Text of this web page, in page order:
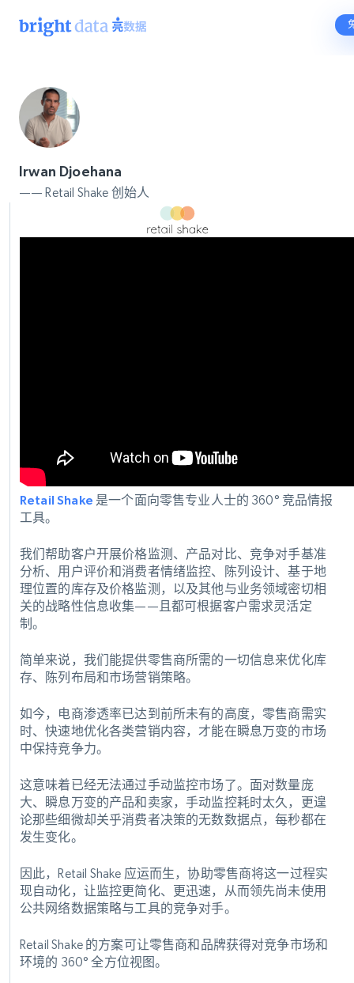
Irwan Djoehana
—— Retail Shake 创始人
Retail Shake 是一个面向零售专业人士的 360° 竞品情报
工具。
我们帮助客户开展价格监测、产品对比、竞争对手基准
分析、用户评价和消费者情绪监控、陈列设计、基于地
理位置的库存及价格监测，以及其他与业务领域密切相
关的战略性信息收集——且都可根据客户需求灵活定
制。
简单来说，我们能提供零售商所需的一切信息来优化库
存、陈列布局和市场营销策略。
如今，电商渗透率已达到前所未有的高度，零售商需实
时、快速地优化各类营销内容，才能在瞬息万变的市场
中保持竞争力。
这意味着已经无法通过手动监控市场了。面对数量庞
大、瞬息万变的产品和卖家，手动监控耗时太久，更遑
论那些细微却关乎消费者决策的无数数据点，每秒都在
发生变化。
因此，Retail Shake 应运而生，协助零售商将这一过程实
现自动化，让监控更简化、更迅速，从而领先尚未使用
公共网络数据策略与工具的竞争对手。
Retail Shake 的方案可让零售商和品牌获得对竞争市场和
环境的 360° 全方位视图。